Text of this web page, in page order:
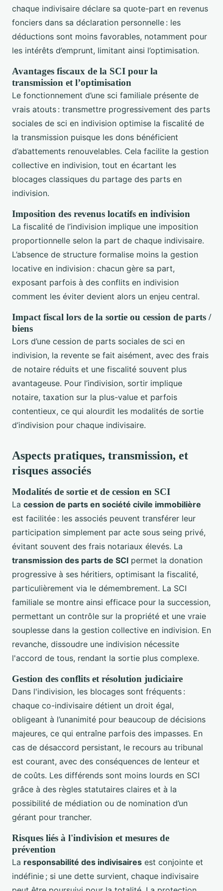
chaque indivisaire déclare sa quote-part en revenus
fonciers dans sa déclaration personnelle : les
déductions sont moins favorables, notamment pour
les intérêts d’emprunt, limitant ainsi l’optimisation.
Avantages fiscaux de la SCI pour la
transmission et l’optimisation
Le fonctionnement d’une sci familiale présente de
vrais atouts : transmettre progressivement des parts
sociales de sci en indivision optimise la fiscalité de
la transmission puisque les dons bénéficient
d’abattements renouvelables. Cela facilite la gestion
collective en indivision, tout en écartant les
blocages classiques du partage des parts en
indivision.
Imposition des revenus locatifs en indivision
La fiscalité de l’indivision implique une imposition
proportionnelle selon la part de chaque indivisaire.
L’absence de structure formalise moins la gestion
locative en indivision : chacun gère sa part,
exposant parfois à des conflits en indivision
comment les éviter devient alors un enjeu central.
Impact fiscal lors de la sortie ou cession de parts /
biens
Lors d’une cession de parts sociales de sci en
indivision, la revente se fait aisément, avec des frais
de notaire réduits et une fiscalité souvent plus
avantageuse. Pour l’indivision, sortir implique
notaire, taxation sur la plus-value et parfois
contentieux, ce qui alourdit les modalités de sortie
d’indivision pour chaque indivisaire.
Aspects pratiques, transmission, et
risques associés
Modalités de sortie et de cession en SCI
La cession de parts en société civile immobilière
est facilitée : les associés peuvent transférer leur
participation simplement par acte sous seing privé,
évitant souvent des frais notariaux élevés. La
transmission des parts de SCI permet la donation
progressive à ses héritiers, optimisant la fiscalité,
particulièrement via le démembrement. La SCI
familiale se montre ainsi efficace pour la succession,
permettant un contrôle sur la propriété et une vraie
souplesse dans la gestion collective en indivision. En
revanche, dissoudre une indivision nécessite
l'accord de tous, rendant la sortie plus complexe.
Gestion des conflits et résolution judiciaire
Dans l'indivision, les blocages sont fréquents :
chaque co-indivisaire détient un droit égal,
obligeant à l’unanimité pour beaucoup de décisions
majeures, ce qui entraîne parfois des impasses. En
cas de désaccord persistant, le recours au tribunal
est courant, avec des conséquences de lenteur et
de coûts. Les différends sont moins lourds en SCI
grâce à des règles statutaires claires et à la
possibilité de médiation ou de nomination d’un
gérant pour trancher.
Risques liés à l'indivision et mesures de
prévention
La responsabilité des indivisaires est conjointe et
indéfinie ; si une dette survient, chaque indivisaire